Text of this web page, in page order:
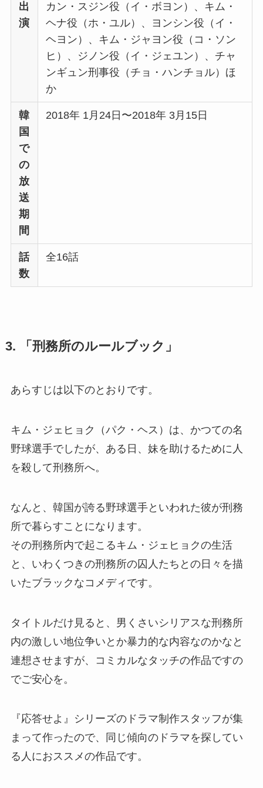
出
演
カン・スジン役（イ・ボヨン）、キム・
ヘナ役（ホ・ユル）、ヨンシン役（イ・
ヘヨン）、キム・ジャヨン役（コ・ソン
ヒ）、ジノン役（イ・ジェユン）、チャ
ンギュン刑事役（チョ・ハンチョル）ほ
か
韓
国
で
の
放
送
期
間
2018年 1月24日〜2018年 3月15日
話
数
全16話
3. 「刑務所のルールブック」
あらすじは以下のとおりです。
キム・ジェヒョク（パク・ヘス）は、かつての名
野球選手でしたが、ある日、妹を助けるために人
を殺して刑務所へ。
なんと、韓国が誇る野球選手といわれた彼が刑務
所で暮らすことになります。
その刑務所内で起こるキム・ジェヒョクの生活
と、いわくつきの刑務所の囚人たちとの日々を描
いたブラックなコメディです。
タイトルだけ見ると、男くさいシリアスな刑務所
内の激しい地位争いとか暴力的な内容なのかなと
連想させますが、コミカルなタッチの作品ですの
でご安心を。
『応答せよ』シリーズのドラマ制作スタッフが集
まって作ったので、同じ傾向のドラマを探してい
る人におススメの作品です。